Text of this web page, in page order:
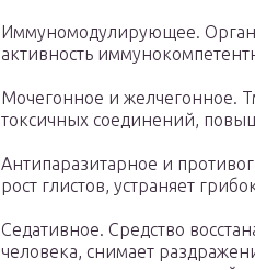
Иммуномодулирующее.
активность
Мочегонное и желчегонное.
токсичных соединений,
Антипаразитарное и
рост глистов, устраняет
Седативное. Средство
человека, снимает